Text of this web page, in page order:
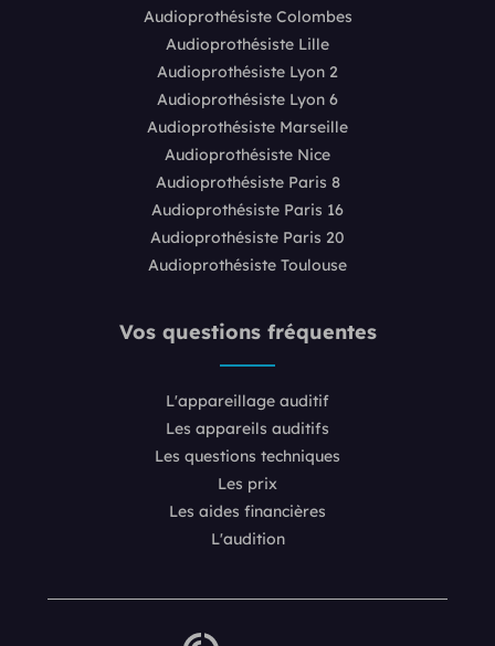
Audioprothésiste Colombes
Audioprothésiste Lille
Audioprothésiste Lyon 2
Audioprothésiste Lyon 6
Audioprothésiste Marseille
Audioprothésiste Nice
Audioprothésiste Paris 8
Audioprothésiste Paris 16
Audioprothésiste Paris 20
Audioprothésiste Toulouse
Vos questions fréquentes
L'appareillage auditif
Les appareils auditifs
Les questions techniques
Les prix
Les aides financières
L'audition